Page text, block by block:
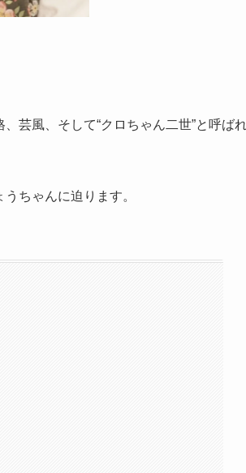
芸風、そして“クロちゃん二世”と呼ば
ちゃんに迫ります。